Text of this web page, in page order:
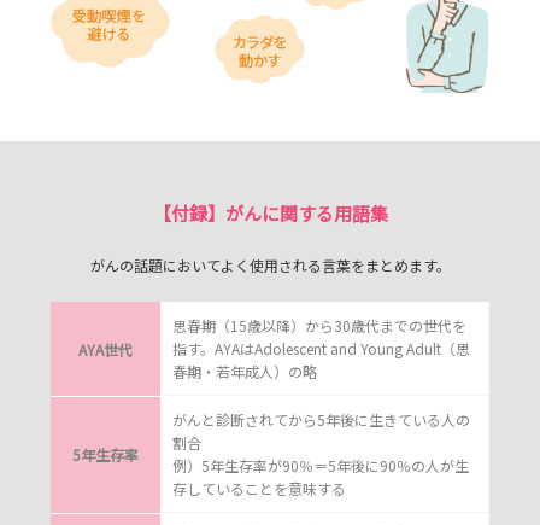
【付録】がんに関する用語集
がんの話題においてよく使用される言葉をまとめます。
AYA世代
思春期（15歳以降）から30歳代までの世代を
指す。AYAはAdolescent and Young Adult（思
春期・若年成人）の略
5年生存率
がんと診断されてから5年後に生きている人の
割合
例）5年生存率が90％＝5年後に90％の人が生
存していることを意味する